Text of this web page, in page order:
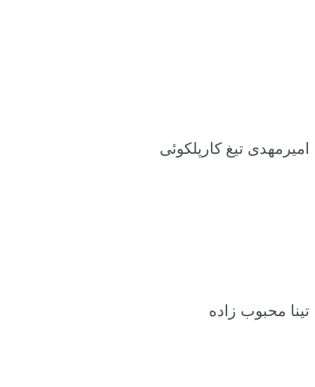
امیرمهدی تیغ کارپلکوئی
تینا محبوب زاده